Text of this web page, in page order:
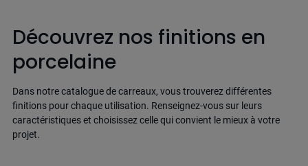
Découvrez nos finitions en
porcelaine
Dans notre catalogue de carreaux, vous trouverez différentes
finitions pour chaque utilisation. Renseignez-vous sur leurs
caractéristiques et choisissez celle qui convient le mieux à votre
projet.